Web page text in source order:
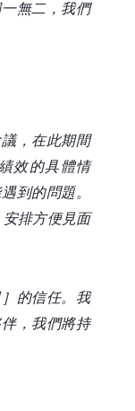
無二，我們
，在此期間
效的具體情
到的問題。
排方便見面
的信任。我
，我們將持